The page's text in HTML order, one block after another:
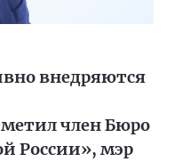
внедряются
член Бюро
России», мэр